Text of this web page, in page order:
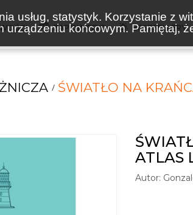
usług, statystyk. Korzystanie z
końcowym. Pamiętaj,
ZAPOWIEDZI BESTSELLERY
ŚWIATŁO NA
ATLAS
Autor: